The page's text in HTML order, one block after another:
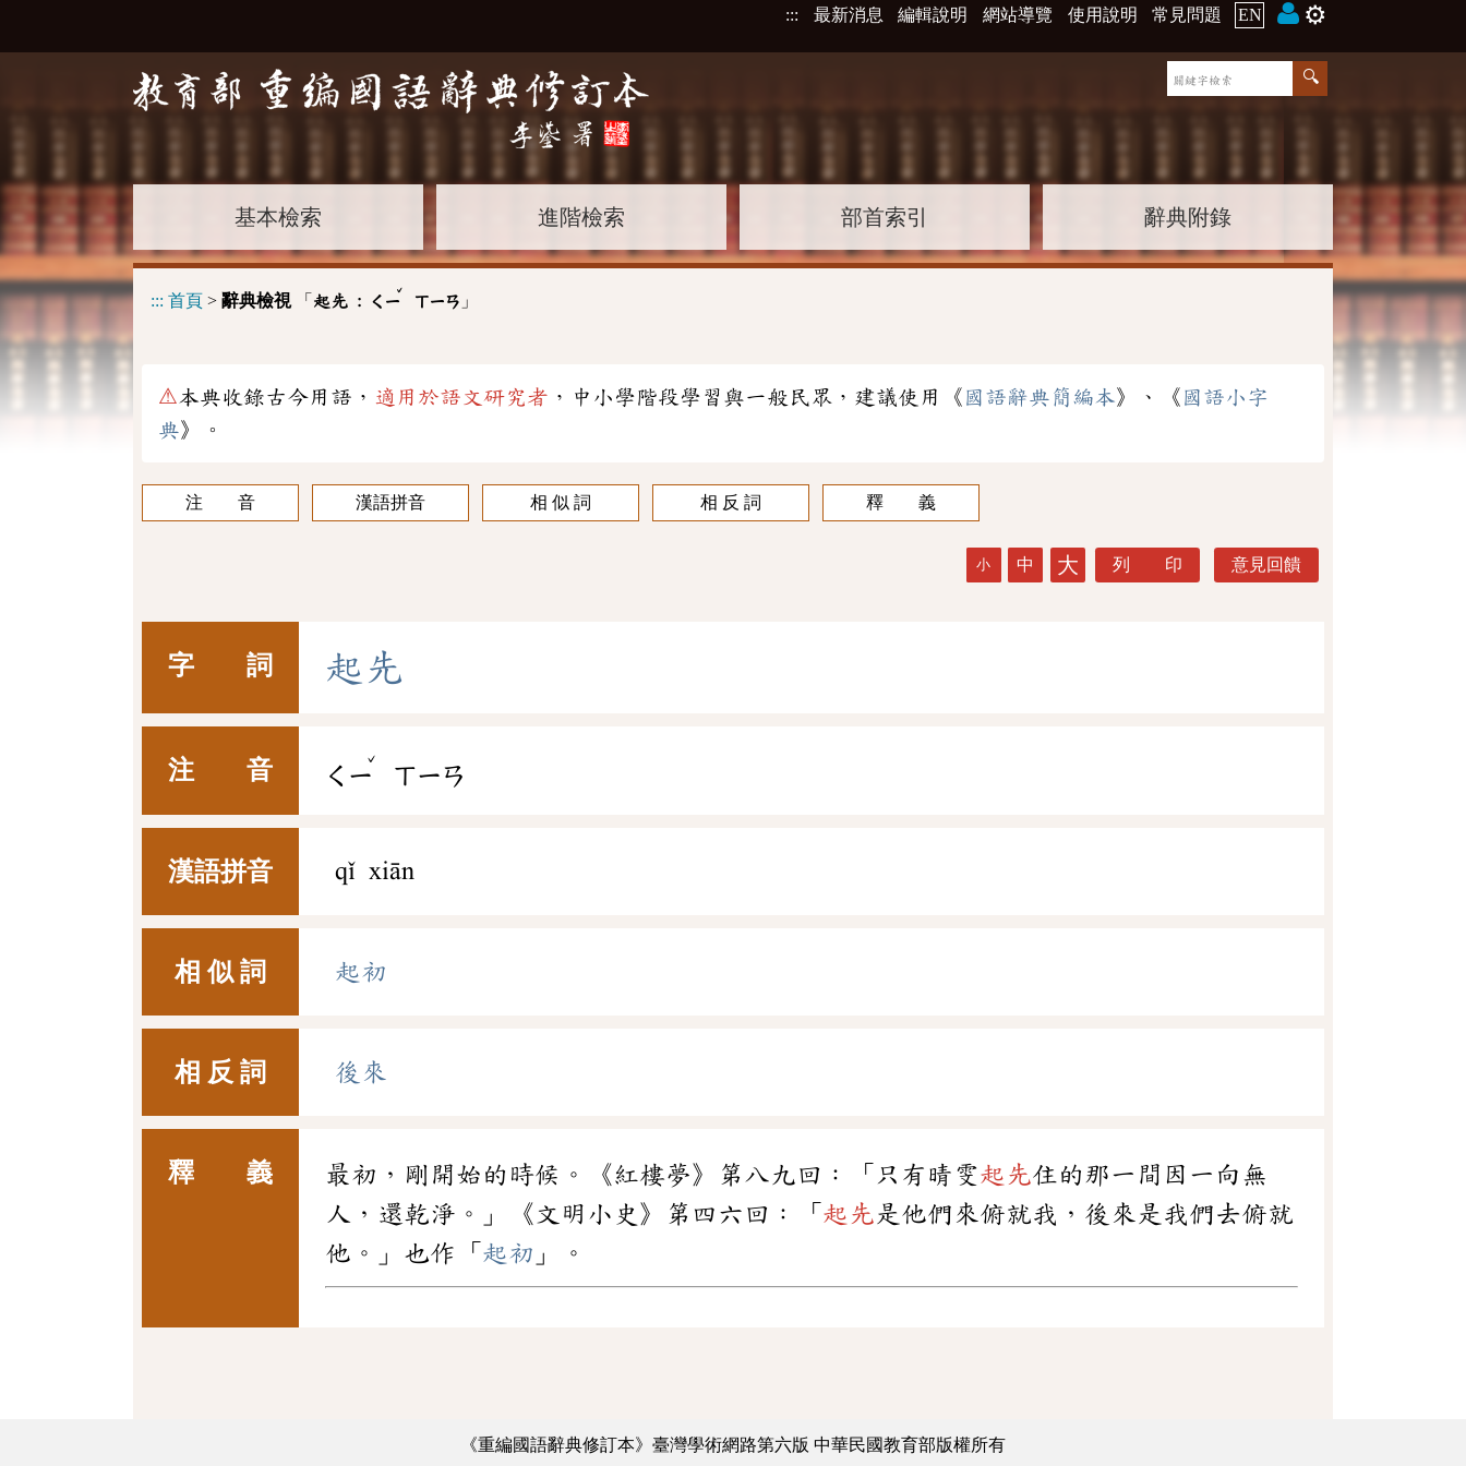
::: 最新消息 編輯說明 網站導覽 使用說明 常見問題 EN ⚙️
基本檢索 進階檢索 部首索引 辭典附錄
::: 首頁 > 辭典檢視「 起先 : ㄑㄧ
ˇ
ㄒㄧㄢ 」
⚠本典收錄古今用語， 適用於語文研究者 ，中小學階段學習與一般民眾，建議使用《 國語辭典簡編本》、《 國語小字
典》。
注 音 漢語拼音 相 似 詞 相 反 詞 釋 義
小 中 大 列 印 意見回饋
字 詞 起 先
注 音 ㄑㄧ
ˇ
ㄒㄧㄢ
漢語拼音 qǐ xiān
相 似 詞 起初
相 反 詞 後來
釋 義 最初，剛開始的時候。《紅樓夢》第八九回：「只有晴雯起先住的那一間因一向無
人，還乾淨。」《文明小史》第四六回：「 起先是他們來俯就我，後來是我們去俯就
他。」也作「 起初 」。
《重編國語辭典修訂本》臺灣學術網路第六版 中華民國教育部版權所有